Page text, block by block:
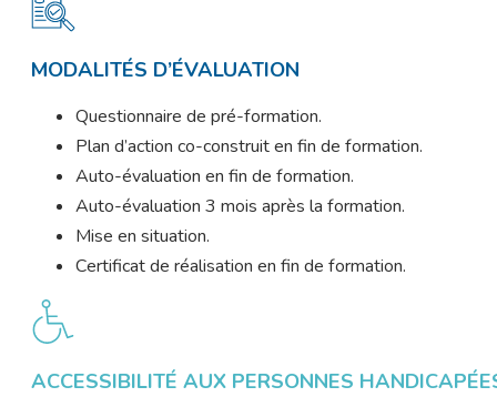
MODALITÉS D’ÉVALUATION
Questionnaire de pré-formation.
Plan d’action co-construit en fin de formation.
Auto-évaluation en fin de formation.
Auto-évaluation 3 mois après la formation.
Mise en situation.
Certificat de réalisation en fin de formation.
ACCESSIBILITÉ AUX PERSONNES